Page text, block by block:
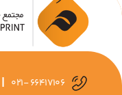
021- 66417106
|